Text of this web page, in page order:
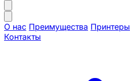
О нас Преимущества Принтеры
Контакты